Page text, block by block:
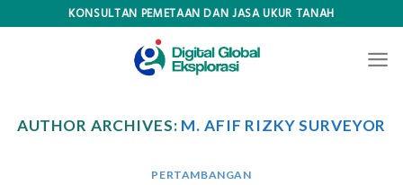
KONSULTAN PEMETAAN DAN JASA UKUR TANAH
AUTHOR ARCHIVES: M. AFIF RIZKY SURVEYOR
PERTAMBANGAN